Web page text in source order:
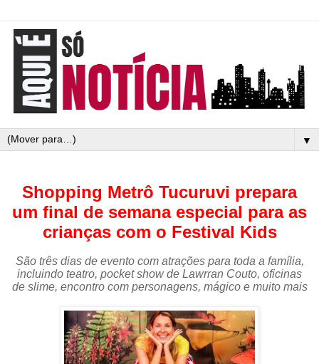
▼
Shopping Metrô Tucuruvi prepara
um final de semana especial para as
crianças com o Festival Kids
São três dias de evento com atrações para toda a família,
incluindo teatro, pocket show de Lawrran Couto, oficinas
de slime, encontro com personagens, mágico e muito mais